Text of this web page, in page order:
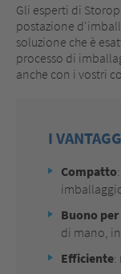
Gli esperti di
postazione
soluzione che è
processo di
anche con i vostri
I
Compatto
Buono
di mano,
Efficiente: